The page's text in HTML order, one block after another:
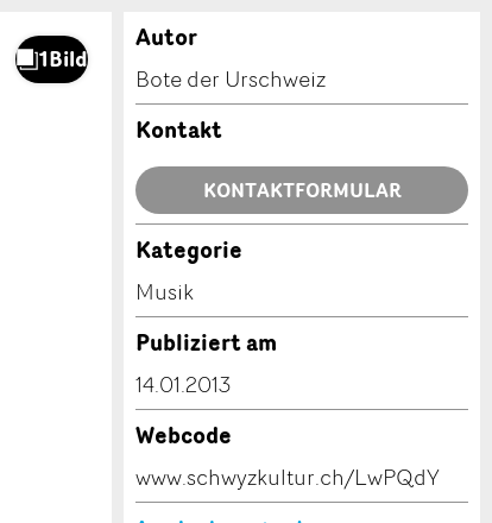
Autor
Bote der Urschweiz
Kontakt
KONTAKTFORMULAR
Kategorie
Musik
Publiziert am
14.01.2013
Webcode
www.schwyzkultur.ch/LwPQdY